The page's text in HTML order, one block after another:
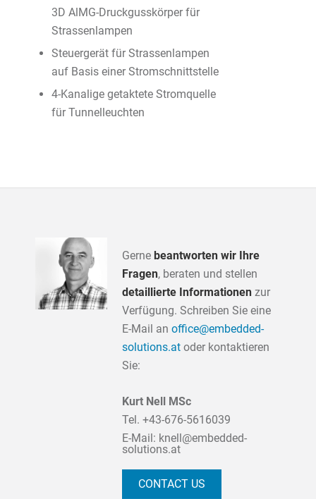
3D AlMG-Druckgusskörper für
Strassenlampen
Steuergerät für Strassenlampen
auf Basis einer Stromschnittstelle
4-Kanalige getaktete Stromquelle
für Tunnelleuchten
Gerne beantworten wir Ihre
Fragen, beraten und stellen
detaillierte Informationenzur
Verfügung. Schreiben Sie eine
E-Mail an office@embedded-
solutions.atoder kontaktieren
Sie:
Kurt Nell MSc
Tel. +43-676-5616039
E-Mail: knell@embedded-
solutions.at
CONTACT US